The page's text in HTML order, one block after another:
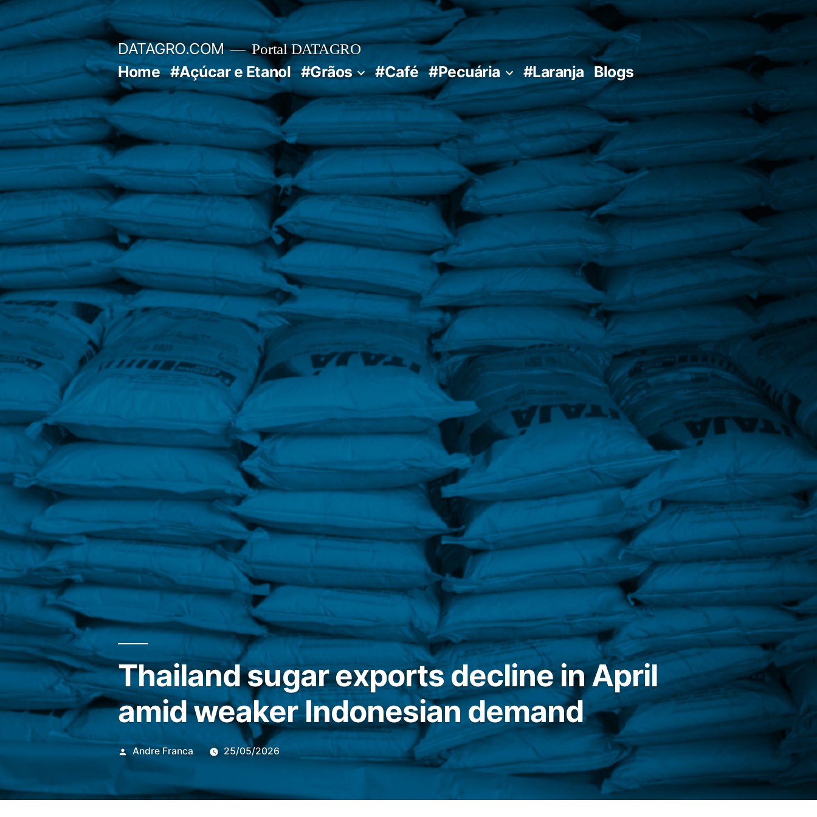
Pular
para
conteúdo
DATAGRO.COM Portal DATAGRO
Home #Açúcar e Etanol #Grãos #Café #Pecuária #Laranja Blogs
Thailand sugar exports decline in April
amid weaker Indonesian demand
Publicado
Andre Franca 25/05/2026